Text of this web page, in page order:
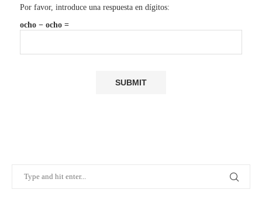
Por favor, introduce una respuesta en dígitos:
ocho − ocho =